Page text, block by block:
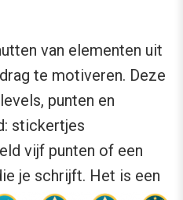
van elementen uit
te motiveren. Deze
punten en
stickertjes
vijf punten of een
je schrijft. Het is een